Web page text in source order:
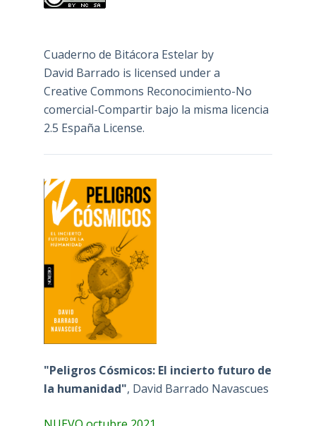
Cuaderno de Bitácora Estelarby
David Barrado is licensed under a
Creative Commons Reconocimiento-No
comercial-Compartir bajo la misma licencia
2.5 España License.
"Peligros Cósmicos: El incierto futuro de
la humanidad", David Barrado Navascues